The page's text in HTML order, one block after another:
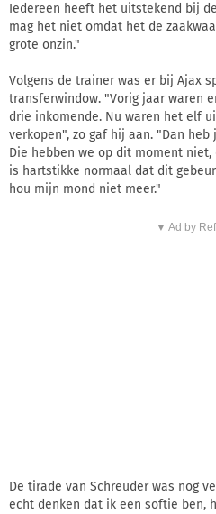
Iedereen heeft het uitstekend bij
mag het niet omdat het de
grote onzin."
Volgens de trainer was er bij Ajax
transferwindow. "Vorig jaar waren
drie inkomende. Nu waren het elf
verkopen", zo gaf hij aan. "Dan
Die hebben we op dit moment
is hartstikke normaal dat dit
hou mijn mond niet meer."
▼ Ad by
De tirade van Schreuder was nog
echt denken dat ik een softie ben,